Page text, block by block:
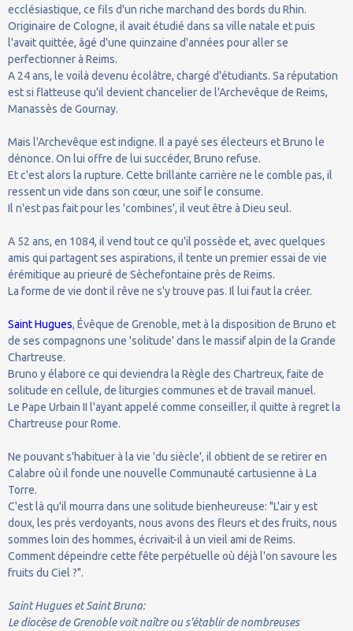
ecclésiastique, ce fils d'un riche marchand des bords du Rhin.
Originaire de Cologne, il avait étudié dans sa ville natale et puis
l'avait quittée, âgé d'une quinzaine d'années pour aller se
perfectionner à Reims.
A 24 ans, le voilà devenu écolâtre, chargé d'étudiants. Sa réputation
est si flatteuse qu'il devient chancelier de l'Archevêque de Reims,
Manassès de Gournay.
Mais l'Archevêque est indigne. Il a payé ses électeurs et Bruno le
dénonce. On lui offre de lui succéder, Bruno refuse.
Et c'est alors la rupture. Cette brillante carrière ne le comble pas, il
ressent un vide dans son cœur, une soif le consume.
Il n'est pas fait pour les 'combines', il veut être à Dieu seul.
A 52 ans, en 1084, il vend tout ce qu'il possède et, avec quelques
amis qui partagent ses aspirations, il tente un premier essai de vie
érémitique au prieuré de Sèchefontaine près de Reims.
La forme de vie dont il rêve ne s'y trouve pas. Il lui faut la créer.
Saint Hugues, Évêque de Grenoble, met à la disposition de Bruno et
de ses compagnons une 'solitude' dans le massif alpin de la Grande
Chartreuse.
Bruno y élabore ce qui deviendra la Règle des Chartreux, faite de
solitude en cellule, de liturgies communes et de travail manuel.
Le Pape Urbain II l'ayant appelé comme conseiller, il quitte à regret la
Chartreuse pour Rome.
Ne pouvant s'habituer à la vie 'du siècle', il obtient de se retirer en
Calabre où il fonde une nouvelle Communauté cartusienne à La
Torre.
C'est là qu'il mourra dans une solitude bienheureuse: "L'air y est
doux, les prés verdoyants, nous avons des fleurs et des fruits, nous
sommes loin des hommes, écrivait-il à un vieil ami de Reims.
Comment dépeindre cette fête perpétuelle où déjà l'on savoure les
fruits du Ciel ?".
Saint Hugues et Saint Bruno:
Le diocèse de Grenoble voit naître ou s'établir de nombreuses